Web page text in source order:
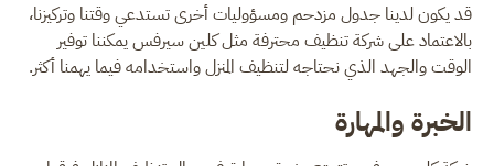
قد يكون لدينا جدول مزدحم ومسؤوليات أخرى تستدعي وقتنا وتركيزنا،
بالاعتماد على شركة تنظيف محترفة مثل كلين سيرفس يمكننا توفير
الوقت والجهد الذي نحتاجه لتنظيف المنزل واستخدامه فيما يهمنا أكثر.
الخبرة والمهارة